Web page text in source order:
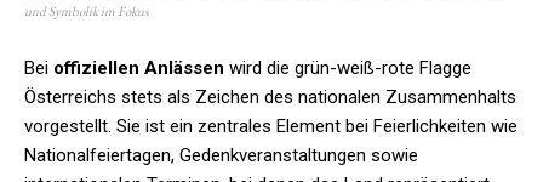
und Symbolik im Fokus
Bei offiziellen Anlässen wird die grün-weiß-rote Flagge
Österreichs stets als Zeichen des nationalen Zusammenhalts
vorgestellt. Sie ist ein zentrales Element bei Feierlichkeiten wie
Nationalfeiertagen, Gedenkveranstaltungen sowie